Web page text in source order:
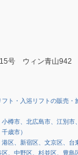
号 ウィン青山942
フト・入浴リフトの販売
樽市、北広島市、江別市
歳市）
区、新宿区、文京区、台
、中野区、杉並区、豊